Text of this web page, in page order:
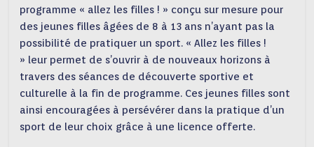
programme « allez les filles ! » conçu sur mesure pour
des jeunes filles âgées de 8 à 13 ans n’ayant pas la
possibilité de pratiquer un sport. « Allez les filles !
» leur permet de s’ouvrir à de nouveaux horizons à
travers des séances de découverte sportive et
culturelle à la fin de programme. Ces jeunes filles sont
ainsi encouragées à persévérer dans la pratique d’un
sport de leur choix grâce à une licence offerte.